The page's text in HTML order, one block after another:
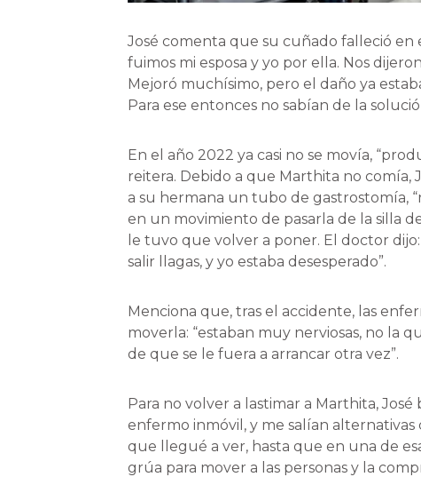
José comenta que su cuñado falleció en
fuimos mi esposa y yo por ella. Nos
Mejoró muchísimo, pero el daño ya
Para ese entonces no sabían de la
En el año 2022 ya casi no se movía,
reitera. Debido a que Marthita no comía,
a su hermana un tubo de gastrostomía,
en un movimiento de pasarla de la silla
le tuvo que volver a poner. El doctor
salir llagas, y yo estaba desesperado”.
Menciona que, tras el accidente, las
moverla: “estaban muy nerviosas, no la
de que se le fuera a arrancar otra vez”.
Para no volver a lastimar a Marthita,
enfermo inmóvil, y me salían
que llegué a ver, hasta que en una de
grúa para mover a las personas y la